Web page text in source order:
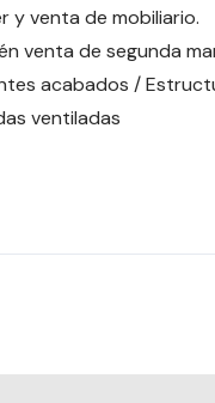
y venta de mobiliario.
venta de segunda
acabados /
ventiladas